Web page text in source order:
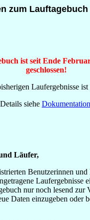
zum
ist seit Ende
geschlossen!
Laufergebnisse
Details siehe Dokumentation
Läufer,
Benutzerinnen
Laufergebnisse
nur noch lesend zur
Daten einzugeben oder